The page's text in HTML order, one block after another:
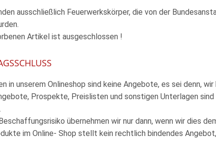
ausschließlich Feuerwerkskörper, die von der
Artikel ist ausgeschlossen !
in unserem Onlineshop sind keine Angebote, es sei denn,
Prospekte, Preislisten und sonstigen Unterlagen
übernehmen wir nur dann, wenn wir dies
im Online- Shop stellt kein rechtlich bindendes